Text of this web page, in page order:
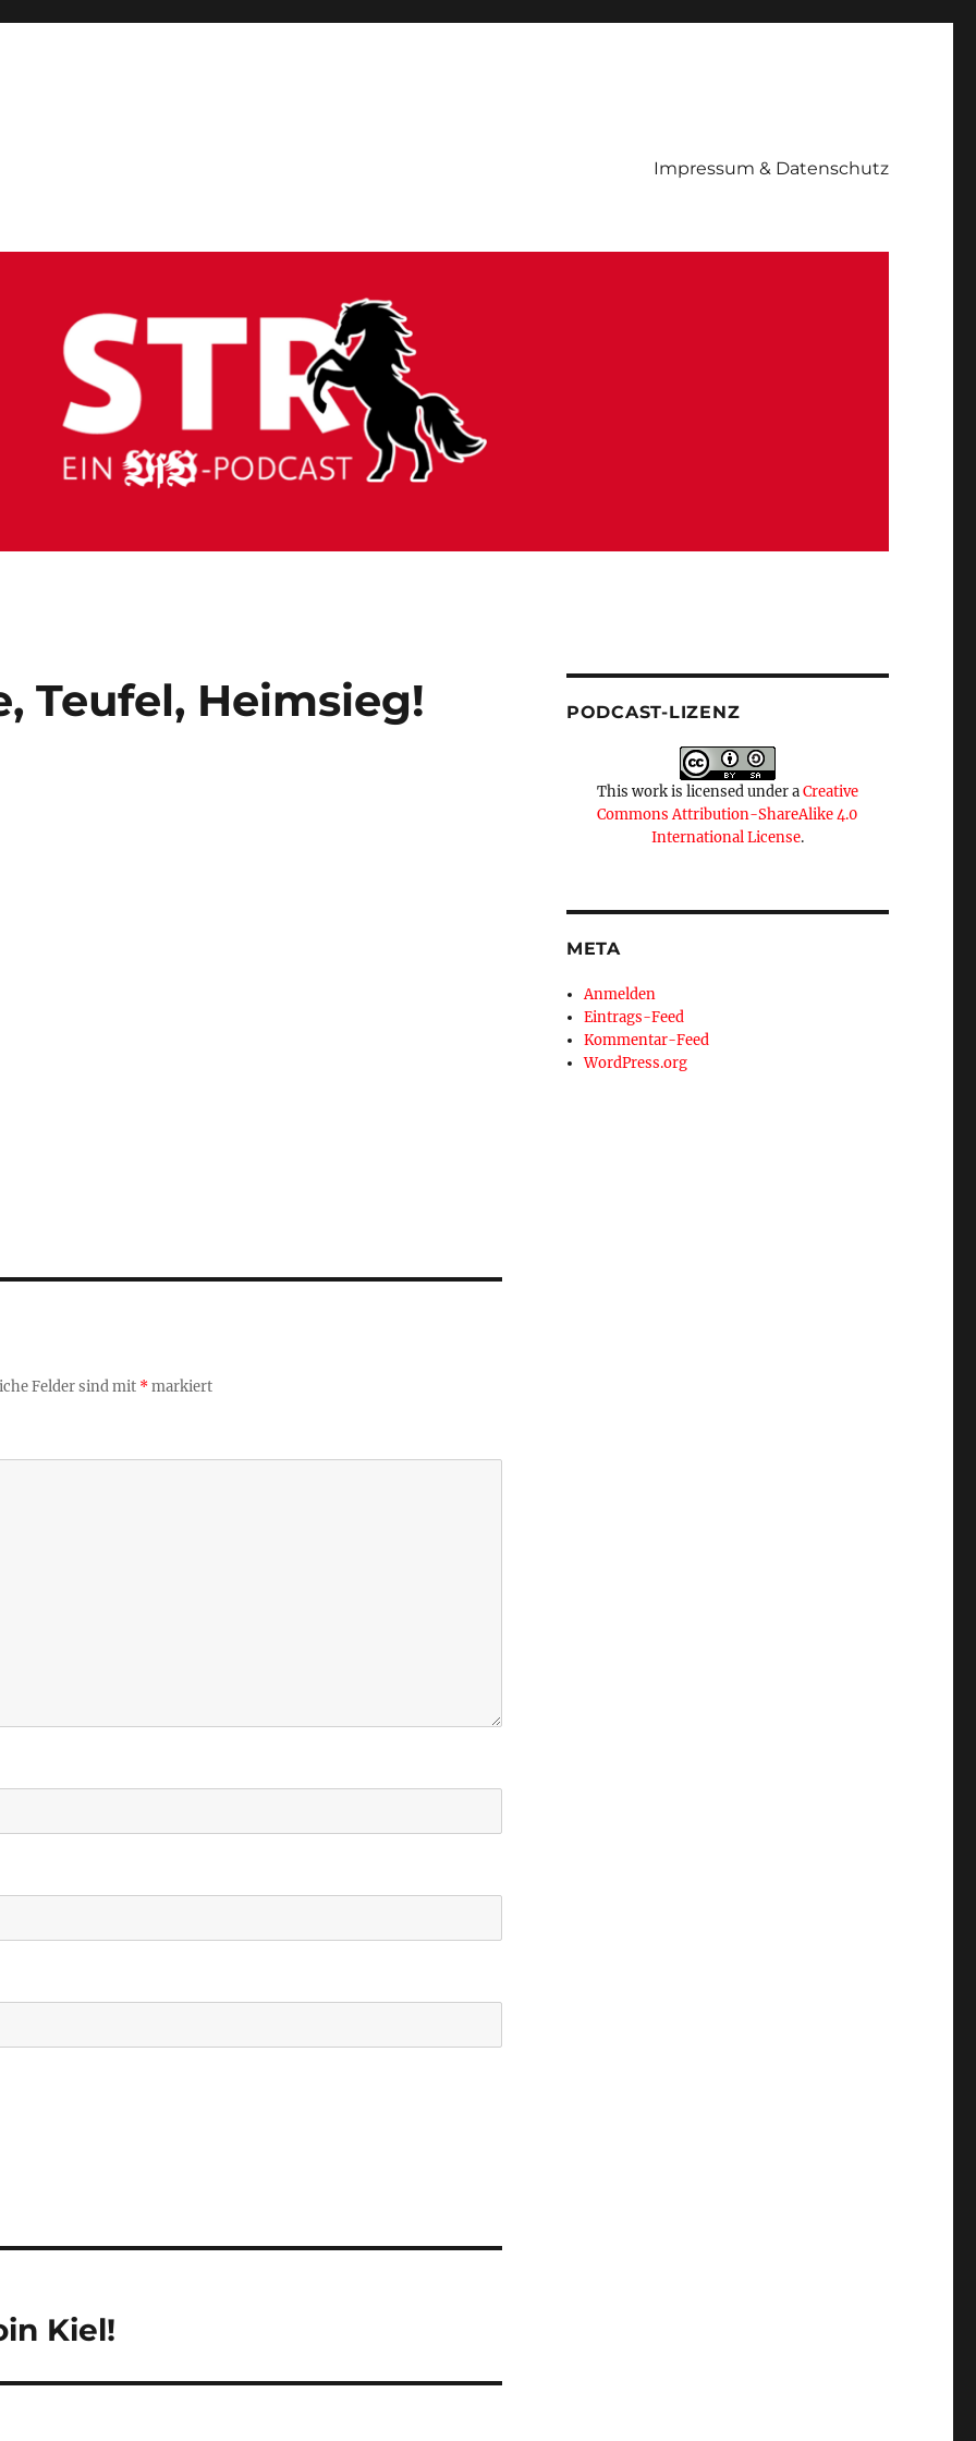
Impressum & Datenschutz
Teufel, Heimsieg!
Felder sind mit *markiert
Kiel!
PODCAST-LIZENZ
This work is licensed under aCreative
Commons Attribution-ShareAlike 4.0
International License.
META
Anmelden
Eintrags-Feed
Kommentar-Feed
WordPress.org